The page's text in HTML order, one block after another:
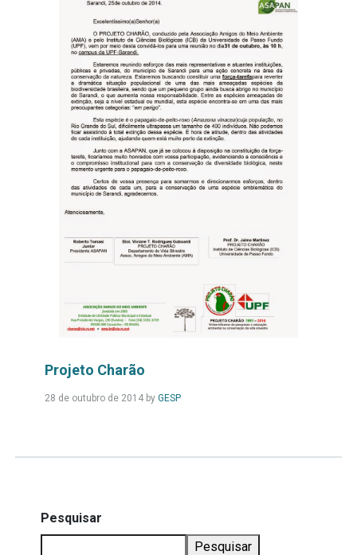
Projeto Charão
28 de outubro de 2014by GESPLeia
Pesquisar
Pesquisar